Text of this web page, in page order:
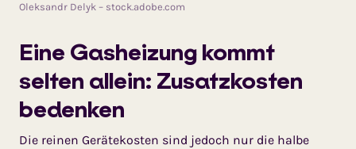
Oleksandr Delyk – stock.adobe.com
Eine Gasheizung kommt
selten allein: Zusatzkosten
bedenken
Die reinen Gerätekosten sind jedoch nur die halbe